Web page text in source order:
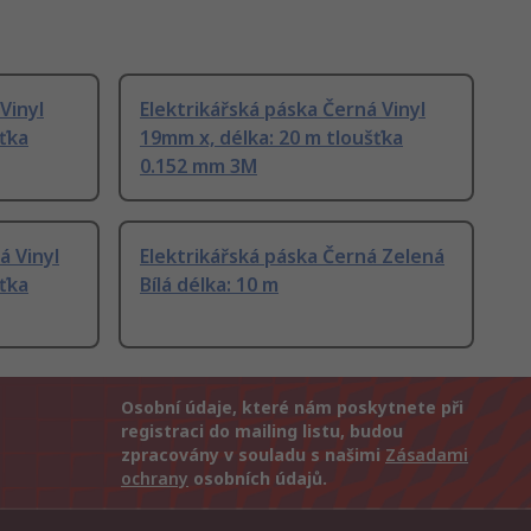
Elektrikářská páska Černá Vinyl
19mm x, délka: 20 m tloušťka
0.152 mm 3M
Vinyl
Elektrikářská páska Černá Zelená
Bílá délka: 10 m
Osobní údaje, které nám poskytnete při
registraci do mailing listu, budou
zpracovány v souladu s našimi Zásadami
ochrany osobních údajů.